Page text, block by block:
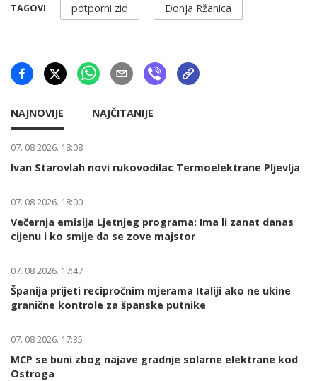
TAGOVI potporni zid Donja Ržanica
NAJNOVIJE NAJČITANIJE
07. 08 2026. 18:08
Ivan Starovlah novi rukovodilac Termoelektrane Pljevlja
07. 08 2026. 18:00
Večernja emisija Ljetnjeg programa: Ima li zanat danas
cijenu i ko smije da se zove majstor
07. 08 2026. 17:47
Španija prijeti recipročnim mjerama Italiji ako ne ukine
granične kontrole za španske putnike
07. 08 2026. 17:35
MCP se buni zbog najave gradnje solarne elektrane kod
Ostroga